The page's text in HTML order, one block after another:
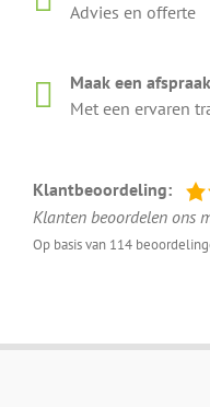
Advies en offerte
Maak een
Met een ervaren
Klantbeoordeling:
Klanten beoordelen ons
Op basis van 114